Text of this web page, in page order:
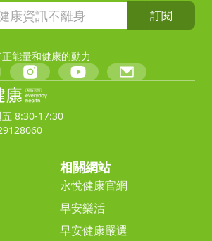
訂閱
能量和健康的動力
8:30-17:30
相關網站
永悅健康官網
早安樂活
早安健康嚴選